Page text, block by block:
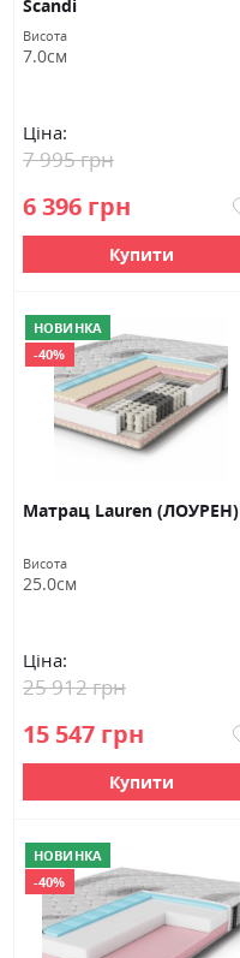
Scandi
Висота
7.0см
Ціна:
6 396 грн
7 995 грн
Купити
НОВИНКА
-40%
Матрац Lauren (ЛОУРЕН)
Висота
25.0см
Ціна:
15 547 грн
25 912 грн
Купити
НОВИНКА
-40%